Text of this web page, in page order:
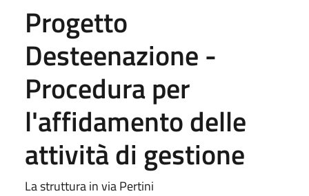
Progetto
Desteenazione -
Procedura per
l'affidamento delle
attività di gestione
La struttura in via Pertini